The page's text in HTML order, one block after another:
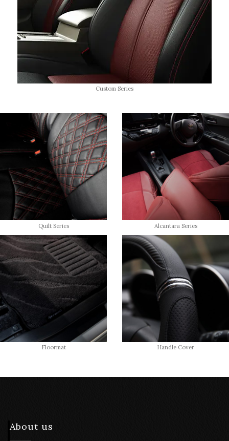
Custom Series
Quilt Series Alcantara Series
Floormat Handle Cover
About us